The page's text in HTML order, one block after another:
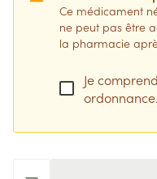
Ce médicament
ne peut pas être
la pharmacie
Je
ordonnance.